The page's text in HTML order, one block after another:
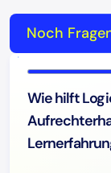
Noch
Wie hilft